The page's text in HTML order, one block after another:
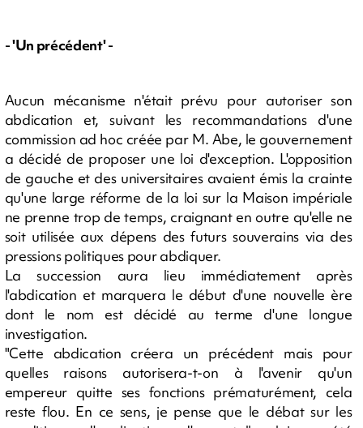
- 'Un précédent' -
Aucun mécanisme n'était prévu pour autoriser son
abdication et, suivant les recommandations d'une
commission ad hoc créée par M. Abe, le gouvernement
a décidé de proposer une loi d'exception. L'opposition
de gauche et des universitaires avaient émis la crainte
qu'une large réforme de la loi sur la Maison impériale
ne prenne trop de temps, craignant en outre qu'elle ne
soit utilisée aux dépens des futurs souverains via des
pressions politiques pour abdiquer.
La succession aura lieu immédiatement après
l'abdication et marquera le début d'une nouvelle ère
dont le nom est décidé au terme d'une longue
investigation.
"Cette abdication créera un précédent mais pour
quelles raisons autorisera-t-on à l'avenir qu'un
empereur quitte ses fonctions prématurément, cela
reste flou. En ce sens, je pense que le débat sur les